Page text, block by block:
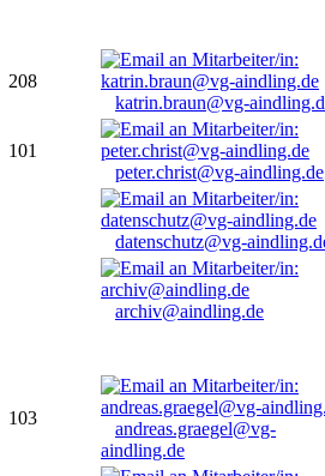
208
katrin.braun@vg-
101
peter.christ@vg-aindling.de
datenschutz@vg-
archiv@aindling.de
103
andreas.graegel@vg-
aindling.de